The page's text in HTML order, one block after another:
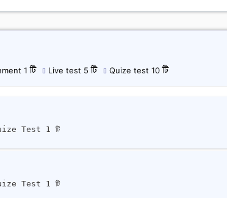
1 টি Live test 5 টি Quize test 10 টি
Test 1 টি
Test 1 টি